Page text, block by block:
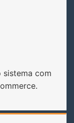
sistema com